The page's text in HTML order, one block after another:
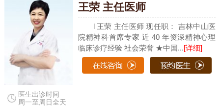
医生出诊时间
周一至周日全天
王荣 主任医师
l 王荣 主任医师 现任职： 吉林中山医
院精神科首席专家 近 40 年资深精神心理
临床诊疗经验 社会荣誉 ★中国...[详细]